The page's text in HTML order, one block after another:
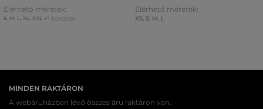
Elérhető méretek:
S, M, L, XL, XXL +1 további
Elérhető méretek:
XS, S, M, L
MINDEN RAKTÁRON
A webáruházban lévő összes áru raktáron van.